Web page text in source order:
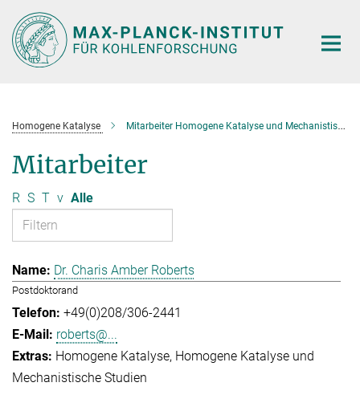
Hauptinhalt
Homogene Katalyse Mitarbeiter Homogene Katalyse und Mechanistische Studien
Mitarbeiter
R S T v Alle
Dr. Charis Amber Roberts
Postdoktorand
+49(0)208/306-2441
roberts@...
Homogene Katalyse Homogene Katalyse und
Mechanistische Studien